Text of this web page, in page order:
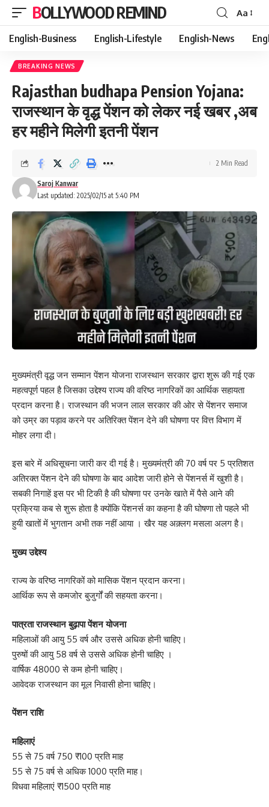
BOLLYWOOD REMIND
Font
Resizer
Aa
English-Business English-Lifestyle English-News
BREAKING NEWS
Rajasthan budhapa Pension Yojana:
राजस्थान के वृद्ध पेंशन को लेकर नई खबर ,अब
हर महीने मिलेगी इतनी पेंशन
Last updated: 2025/02/15 at 5:40 PM
Saroj Kanwar
2 Min Read
मुख्यमंत्री वृद्ध जन सम्मान पेंशन योजना राजस्थान सरकार द्वारा शुरू की गई एक
महत्वपूर्ण पहल है जिसका उद्देश्य राज्य की वरिष्ठ नागरिकों का आर्थिक सहायता
प्रदान करना है। राजस्थान की भजन लाल सरकार की ओर से पेंशनर समाज
को उम्र का पड़ाव करने पर अतिरिक्त पेंशन देने की घोषणा पर वित्त विभाग में
मोहर लगा दी।
इस बारे में अधिसूचना जारी कर दी गई है। मुख्यमंत्री की 70 वर्ष पर 5 प्रतिशत
अतिरक्त पेंशन देने की घोषणा के बाद आदेश जारी होने से पेंशनर्स में खुशी है।
सबकी निगाहें इस पर भी टिकी है की घोषणा पर उनके खाते में पैसे आने की
प्रक्रिया कब से शुरू होता है क्योंकि पेंशनर्स का कहना है की घोषणा तो पहले भी
हुयी खातों में भुगतान अभी तक नहीं आया । खैर यह अक़्लग मसला अलग है।
मुख्य उद्देश्य
राज्य के वरिष्ठ नागरिकों को मासिक पेंशन प्रदान करना।
आर्थिक रूप से कमजोर बुजुर्गों की सहयता करना।
पात्रता राजस्थान बुढ़ापा पेंशन योजना
महिलाओं की आयु 55 वर्ष और उससे अधिक होनी चाहिए।
पुरुषों की आयु 58 वर्ष से उससे अधिक होनी चाहिए ।
वार्षिक 48000 से कम होनी चाहिए।
आवेदक राजस्थान का मूल निवासी होना चाहिए।
पेंशन राशि
महिलाएं
55 से 75 वर्ष 750 ₹100 प्रति माह
55 से 75 वर्ष से अधिक 1000 प्रति माह।
विधवा महिलाएं ₹1500 प्रति माह